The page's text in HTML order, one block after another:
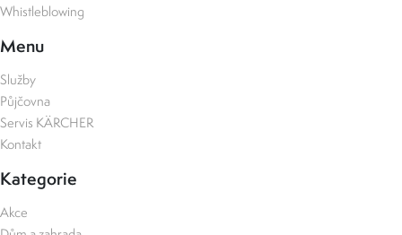
Whistleblowing
Menu
Služby
Půjčovna
Servis KÄRCHER
Kontakt
Kategorie
Akce